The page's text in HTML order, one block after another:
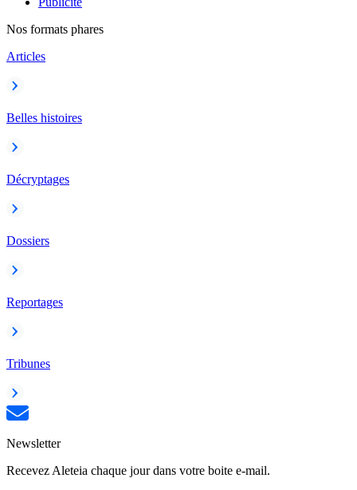
Nos formats phares
Articles
Belles histoires
Décryptages
Dossiers
Reportages
Tribunes
Newsletter
Recevez Aleteia chaque jour dans votre boite e-mail.